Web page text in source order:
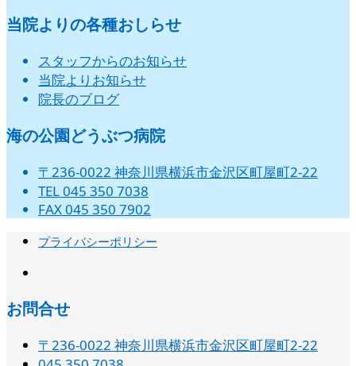
当院よりの各種おしらせ
スタッフからのお知らせ
当院よりお知らせ
院長のブログ
海の公園どうぶつ病院
〒236-0022 神奈川県横浜市金沢区町屋町2-22
TEL 045 350 7038
FAX 045 350 7902
プライバシーポリシー
お問合せ
〒236-0022 神奈川県横浜市金沢区町屋町2-22